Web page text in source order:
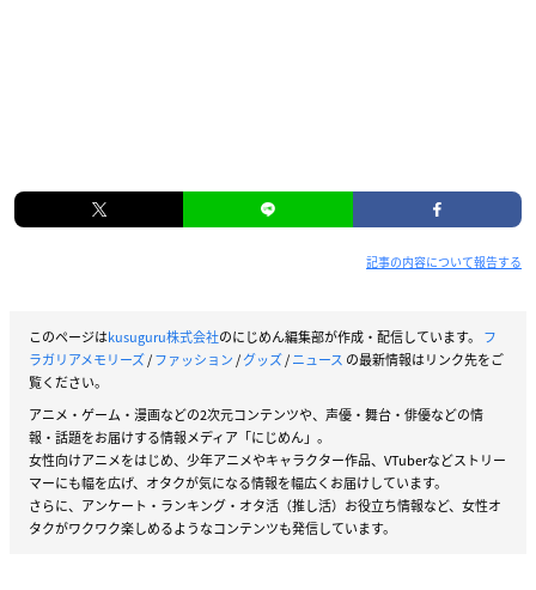
記事の内容について報告する
このページはkusuguru株式会社のにじめん編集部が作成・配信しています。 フ
ラガリアメモリーズ/ファッション/グッズ/ニュース の最新情報はリンク先をご
覧ください。
アニメ・ゲーム・漫画などの2次元コンテンツや、声優・舞台・俳優などの情
報・話題をお届けする情報メディア「にじめん」。
女性向けアニメをはじめ、少年アニメやキャラクター作品、VTuberなどストリー
マーにも幅を広げ、オタクが気になる情報を幅広くお届けしています。
さらに、アンケート・ランキング・オタ活（推し活）お役立ち情報など、女性オ
タクがワクワク楽しめるようなコンテンツも発信しています。